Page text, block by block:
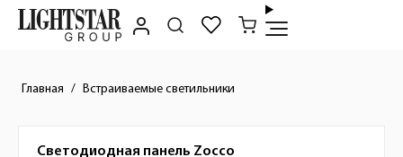
Главная Встраиваемые светильники
Светодиодная панель Zocco